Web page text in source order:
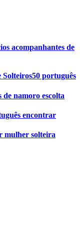
acompanhantes de
português
namoro escolta
encontrar
mulher solteira